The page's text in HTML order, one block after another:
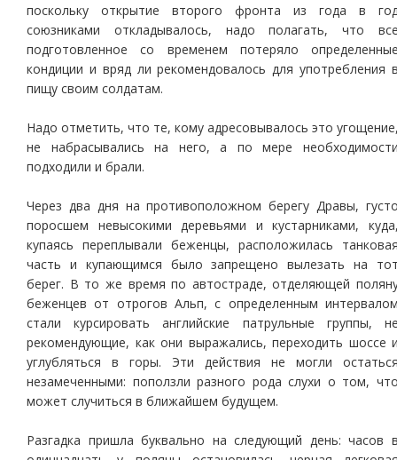
поскольку открытие второго фронта из года в
союзниками откладывалось, надо полагать, что
подготовленное со временем потеряло
кондиции и вряд ли рекомендовалось для употребления
пищу своим солдатам.
Надо отметить, что те, кому адресовывалось это
не набрасывались на него, а по мере
подходили и брали.
Через два дня на противоположном берегу Дравы,
поросшем невысокими деревьями и кустарниками,
купаясь переплывали беженцы, расположилась
часть и купающимся было запрещено вылезать на
берег. В то же время по автостраде, отделяющей
беженцев от отрогов Альп, с определенным
стали курсировать английские патрульные группы,
рекомендующие, как они выражались, переходить шоссе
углубляться в горы. Эти действия не могли
незамеченными: поползли разного рода слухи о том,
может случиться в ближайшем будущем.
Разгадка пришла буквально на следующий день: часов